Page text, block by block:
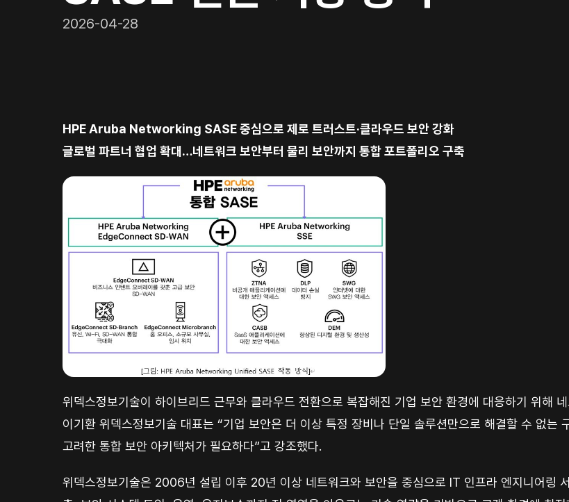
2026-04-28
HPE Aruba Networking SASE 중심으로 제로 트러스트·클라우드 보안 강화
글로벌 파트너 협업 확대…네트워크 보안부터 물리 보안까지 통합 포트폴리오 구축
위덱스정보기술이 하이브리드 근무와 클라우드 전환으로 복잡해진 기업 보안 환경에 대응하기 위해
이기환 위덱스정보기술 대표는 “기업 보안은 더 이상 특정 장비나 단일 솔루션만으로 해결할 수 없는
고려한 통합 보안 아키텍처가 필요하다”고 강조했다.
위덱스정보기술은 2006년 설립 이후 20년 이상 네트워크와 보안을 중심으로 IT 인프라 엔지니어링